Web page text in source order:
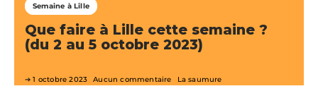
Semaine à Lille
Que faire à Lille cette semaine ?
(du 2 au 5 octobre 2023)
1 octobre 2023 Aucun commentaire La saumure